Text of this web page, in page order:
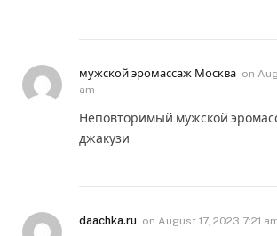
мужской эромассаж Москва on
am
Неповторимый мужской
джакузи
daachka.ru on August 17, 2023 7:21